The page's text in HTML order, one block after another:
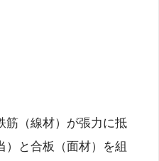
筋（線材）が張力に抵
と合板（面材）を組